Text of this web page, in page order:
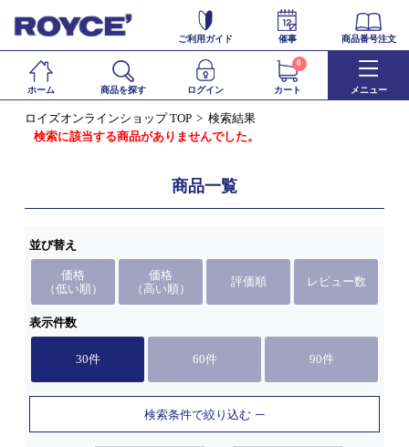
ご利用ガイド 催事 商品番号注文
ホーム 商品を探す ログイン カート
0
メニュー
ロイズオンラインショップ TOP
検索結果
検索に該当する商品がありませんでした。
商品一覧
並び替え
価格
（低い順）
価格
（高い順）
評価順 レビュー数
表示件数
30件 60件 90件
検索条件で絞り込む